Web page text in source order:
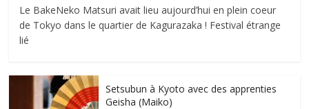
Le BakeNeko Matsuri avait lieu aujourd’hui en plein coeur
de Tokyo dans le quartier de Kagurazaka ! Festival étrange
lié
Setsubun à Kyoto avec des apprenties
Geisha (Maiko)